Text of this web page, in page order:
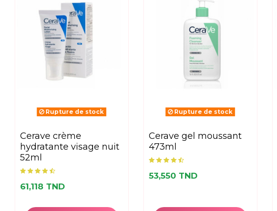
Rupture de stock
cerave crème
hydratante visage nuit
52ml
61,118 TND
Rupture de stock
cerave gel moussant
473ml
53,550 TND